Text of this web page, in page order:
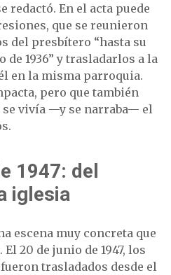
redactó. En el acta puede
que se reunieron
del presbítero “hasta su
de 1936” y trasladarlos a la
en la misma parroquia.
pero que también
se vivía —y se narraba— el
1947: del
iglesia
escena muy concreta que
20 de junio de 1947, los
trasladados desde el